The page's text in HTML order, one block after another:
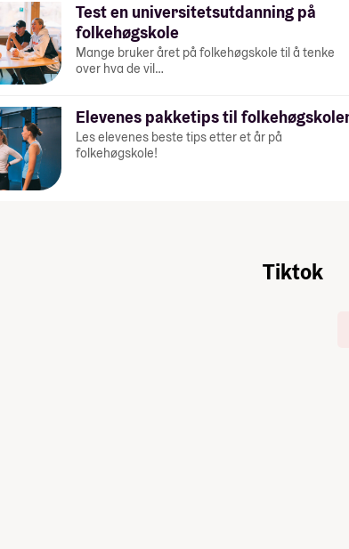
Test en universitetsutdanning på
folkehøgskole
Mange bruker året på folkehøgskole til å tenke
over hva de vil…
Elevenes pakketips til
Les elevenes beste tips etter et år på
folkehøgskole!
Tiktok